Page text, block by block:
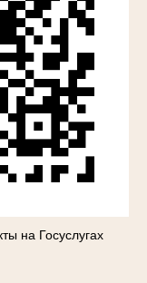
на Госуслугах